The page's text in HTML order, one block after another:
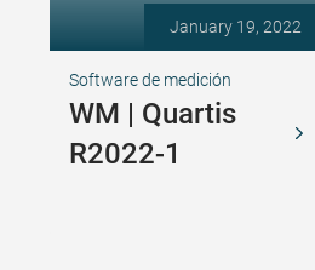
January 19, 2022
Software de medición
WM | Quartis
R2022-1